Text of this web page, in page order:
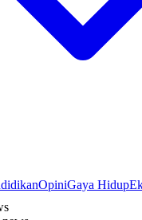
OpiniGaya Hidup